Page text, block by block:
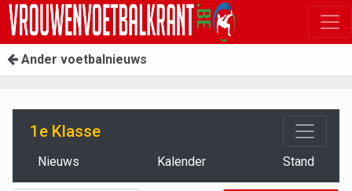
Ander voetbalnieuws
1e Klasse
Nieuws Kalender Stand